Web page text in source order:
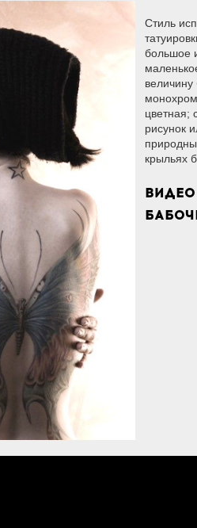
Стиль
большое
величину
цветная;
рисунок
крыльях